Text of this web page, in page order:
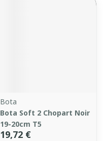
Bota
Bota Soft 2 Chopart Noir
19-20cm T5
19,72 €